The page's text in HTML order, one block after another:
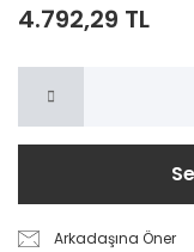
4.792,29 TL
Arkadaşına Öner